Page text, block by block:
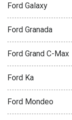
Ford Galaxy
Ford Granada
Ford Grand C-Max
Ford Ka
Ford Mondeo